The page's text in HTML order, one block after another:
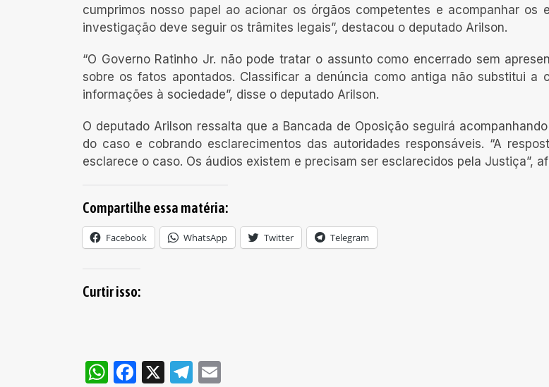
cumprimos nosso papel ao acionar os órgãos competentes e acompanhar os
investigação deve seguir os trâmites legais”, destacou o deputado Arilson.
“O Governo Ratinho Jr. não pode tratar o assunto como encerrado sem
sobre os fatos apontados. Classificar a denúncia como antiga não substitui a
informações à sociedade”, disse o deputado Arilson.
O deputado Arilson ressalta que a Bancada de Oposição seguirá
do caso e cobrando esclarecimentos das autoridades responsáveis. “A
esclarece o caso. Os áudios existem e precisam ser esclarecidos pela Justiça”,
Compartilhe essa matéria:
Facebook WhatsApp Twitter Telegram
Curtir isso:
WhatsApp
Facebook
X Telegram